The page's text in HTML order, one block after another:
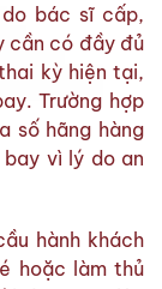
bác sĩ cấp,
cần có đầy đủ
kỳ hiện tại,
Trường hợp
số hãng hàng
bay vì lý do an
hành khách
hoặc làm thủ